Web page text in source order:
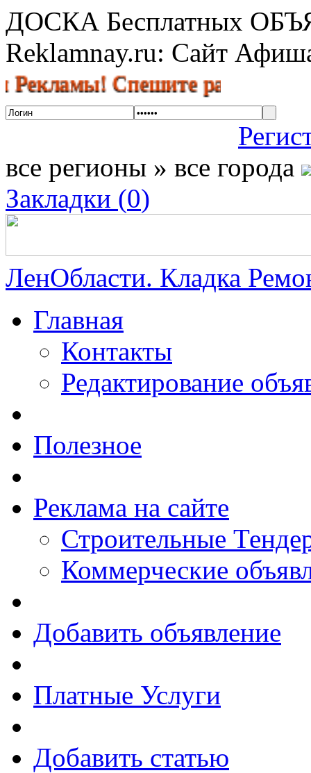
ДОСКА Бесплатных
Reklamnay.ru: Сайт
Спешите разместить
все регионы » все города
Закладки (0)
ЛенОбласти. Кладка
Главная
Контакты
Редактирование
Полезное
Реклама на сайте
Строительные
Коммерческие
Добавить объявление
Платные Услуги
Добавить статью